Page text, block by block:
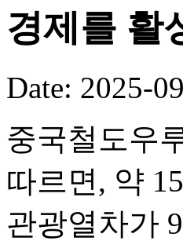
경제를 활
Date: 2025-
중국철도우
따르면, 약
관광열차가